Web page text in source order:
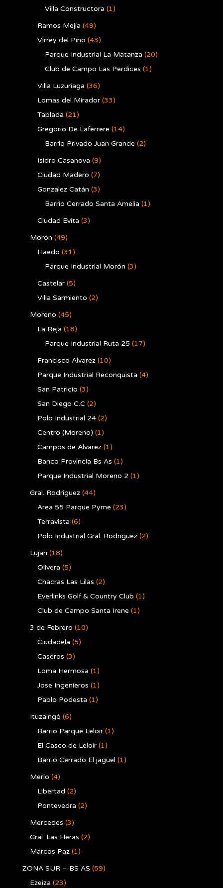
Villa Constructora (1)
Ramos Mejía (49)
Virrey del Pino (43)
Parque Industrial La Matanza (20)
Club de Campo Las Perdices (1)
Villa Luzuriaga (36)
Lomas del Mirador (33)
Tablada (21)
Gregorio De Laferrere (14)
Barrio Privado Juan Grande (2)
Isidro Casanova (9)
Ciudad Madero (7)
Gonzalez Catán (3)
Barrio Cerrado Santa Amelia (1)
Ciudad Evita (3)
Morón (49)
Haedo (31)
Parque Industrial Morón (3)
Castelar (5)
Villa Sarmiento (2)
Moreno (45)
La Reja (18)
Parque Industrial Ruta 25 (17)
Francisco Alvarez (10)
Parque Industrial Reconquista (4)
San Patricio (3)
San Diego C.C (2)
Polo Industrial 24 (2)
Centro (Moreno) (1)
Campos de Alvarez (1)
Banco Provincia Bs As (1)
Parque Industrial Moreno 2 (1)
Gral. Rodríguez (44)
Area 55 Parque Pyme (23)
Terravista (6)
Polo Industrial Gral. Rodriguez (2)
Lujan (18)
Olivera (5)
Chacras Las Lilas (2)
Everlinks Golf & Country Club (1)
Club de Campo Santa Irene (1)
3 de Febrero (10)
Ciudadela (5)
Caseros (3)
Loma Hermosa (1)
Jose Ingenieros (1)
Pablo Podesta (1)
Ituzaingó (6)
Barrio Parque Leloir (1)
El Casco de Leloir (1)
Barrio Cerrado El jagüel (1)
Merlo (4)
Libertad (2)
Pontevedra (2)
Mercedes (3)
Gral. Las Heras (2)
Marcos Paz (1)
ZONA SUR – BS AS (59)
Ezeiza (23)